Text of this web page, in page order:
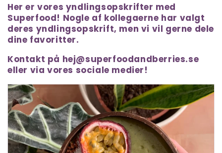
Her er vores yndlingsopskrifter med
Superfood! Nogle af kollegaerne har valgt
deres yndlingsopskrift, men vi vil gerne dele
dine favoritter.
Kontakt på hej@superfoodandberries.se
eller via vores sociale medier!